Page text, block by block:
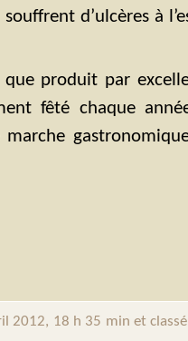
d’ulcères à
produit par
fêté chaque
2012, 18 h 35 min et